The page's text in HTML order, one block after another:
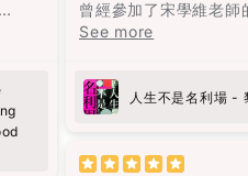
下
著
一家的經歷之中。
幻的氛圍，就像一位老
夜晚，依著一盞忽明忽
長的孤獨，都在老者的
曾經參加了宋學維老師
到他對《蘋果日報》的
場》一書閱讀。這本書
文，分為兩部分，第一
人生感悟的文章，第二
讓讀者可以與作者對話
See more
人生不是名利場 -